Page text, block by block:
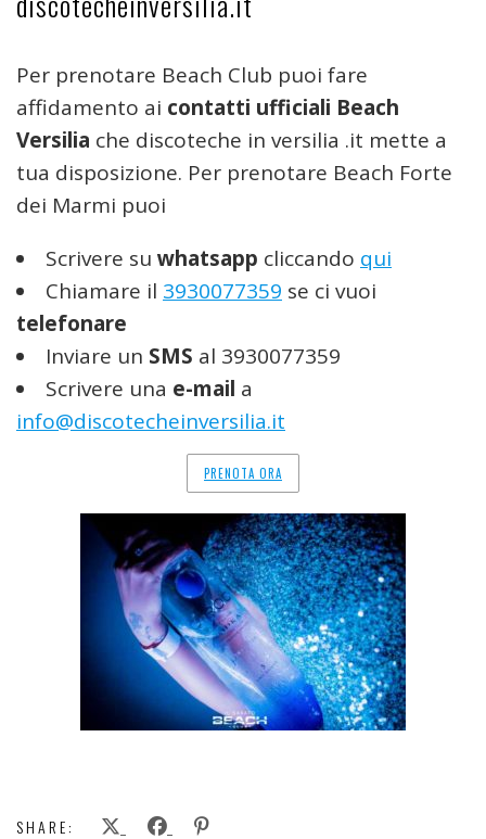
Per prenotare Beach Club puoi fare
affidamento ai contatti ufficiali Beach
Versilia che discoteche in versilia .it mette a
tua disposizione. Per prenotare Beach Forte
dei Marmi puoi
Scrivere su whatsapp cliccando qui
Chiamare il 3930077359 se ci vuoi
telefonare
Inviare un SMS al 3930077359
Scrivere una e-mail a
info@discotecheinversilia.it
PRENOTA ORA
SHARE: